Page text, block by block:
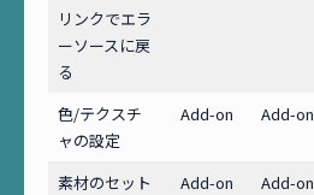
リンクでエラ
ーソースに戻
る
色/テクスチ
ャの設定
Add-on Add-on
素材のセット Add-on Add-on